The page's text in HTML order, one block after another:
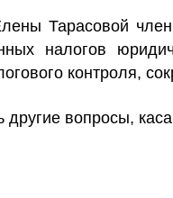
Тарасовой
налогов
контроля,
другие вопросы,